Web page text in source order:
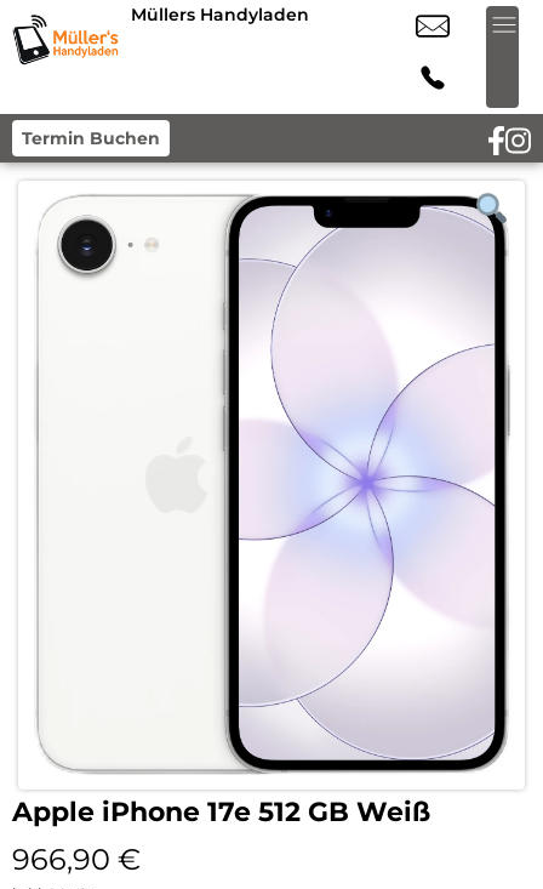
Müllers Handyladen
Termin Buchen
Apple iPhone 17e 512 GB Weiß
966,90 €